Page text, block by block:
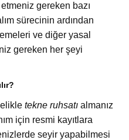
gereken bazı
sürecinin ardından
ve diğer yasal
gereken her şeyi
tekne ruhsatı almanız
için resmi kayıtlara
seyir yapabilmesi